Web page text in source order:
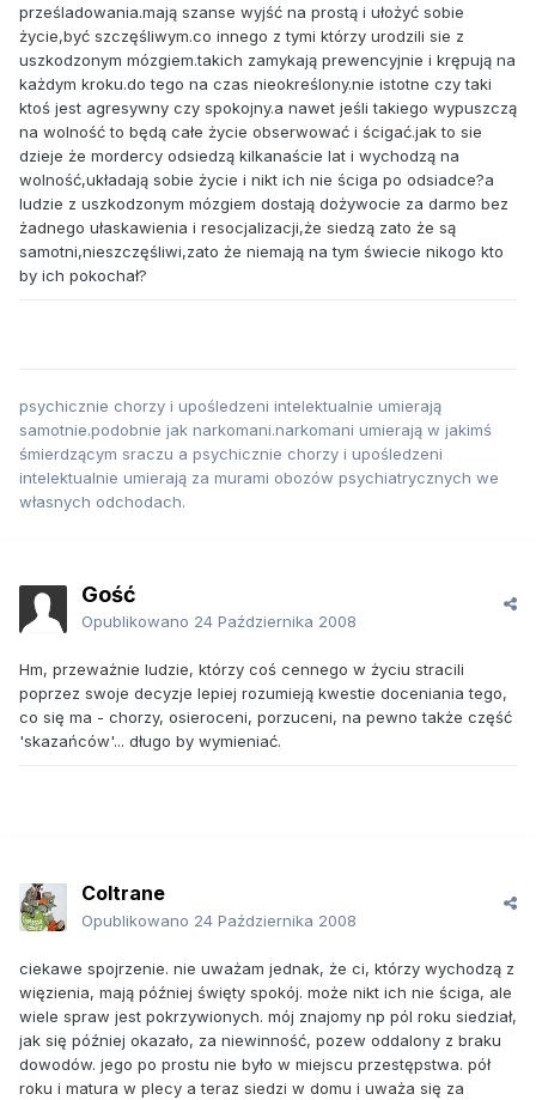
prześladowania.mają szanse wyjść na prostą i ułożyć sobie
życie,być szczęśliwym.co innego z tymi którzy urodzili sie z
uszkodzonym mózgiem.takich zamykają prewencyjnie i krępują na
każdym kroku.do tego na czas nieokreślony.nie istotne czy taki
ktoś jest agresywny czy spokojny.a nawet jeśli takiego wypuszczą
na wolność to będą całe życie obserwować i ścigać.jak to sie
dzieje że mordercy odsiedzą kilkanaście lat i wychodzą na
wolność,układają sobie życie i nikt ich nie ściga po odsiadce?a
ludzie z uszkodzonym mózgiem dostają dożywocie za darmo bez
żadnego ułaskawienia i resocjalizacji,że siedzą zato że są
samotni,nieszczęśliwi,zato że niemają na tym świecie nikogo kto
by ich pokochał?
psychicznie chorzy i upośledzeni intelektualnie umierają
samotnie.podobnie jak narkomani.narkomani umierają w jakimś
śmierdzącym sraczu a psychicznie chorzy i upośledzeni
intelektualnie umierają za murami obozów psychiatrycznych we
własnych odchodach.
Gość
Opublikowano 24 Października 2008
Hm, przeważnie ludzie, którzy coś cennego w życiu stracili
poprzez swoje decyzje lepiej rozumieją kwestie doceniania tego,
co się ma - chorzy, osieroceni, porzuceni, na pewno także część
'skazańców'... długo by wymieniać.
Coltrane
Opublikowano 24 Października 2008
ciekawe spojrzenie. nie uważam jednak, że ci, którzy wychodzą z
więzienia, mają później święty spokój. może nikt ich nie ściga, ale
wiele spraw jest pokrzywionych. mój znajomy np pól roku siedział,
jak się później okazało, za niewinność, pozew oddalony z braku
dowodów. jego po prostu nie było w miejscu przestępstwa. pół
roku i matura w plecy a teraz siedzi w domu i uważa się za